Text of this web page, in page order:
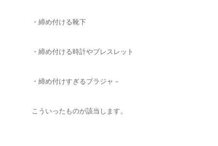
・締め付ける靴下
・締め付ける時計やブレスレット
・締め付けすぎるブラジャ－
こういったものが該当します。